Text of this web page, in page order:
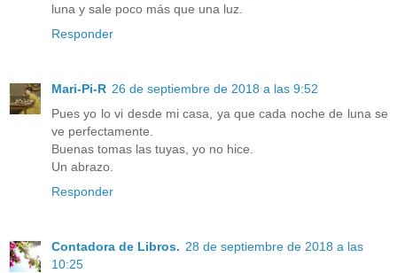
luna y sale poco más que una luz.
Responder
Mari-Pi-R 26 de septiembre de 2018 a las 9:52
Pues yo lo vi desde mi casa, ya que cada noche de luna se
ve perfectamente.
Buenas tomas las tuyas, yo no hice.
Un abrazo.
Responder
Contadora de Libros. 28 de septiembre de 2018 a las
10:25